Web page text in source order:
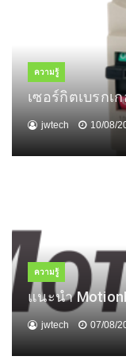
ความรู้
เซอร์กิตเบรกเ
jwtech 10/08/
ความรู้
แนะนำ
jwtech 07/08/